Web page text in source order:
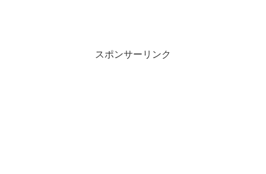
スポンサーリンク